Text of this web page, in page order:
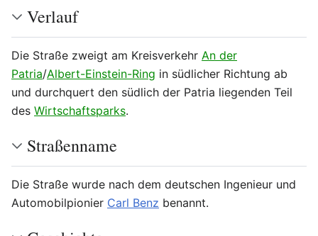
Verlauf
Die Straße zweigt am Kreisverkehr An der
Patria/Albert-Einstein-Ring in südlicher Richtung ab
und durchquert den südlich der Patria liegenden Teil
des Wirtschaftsparks.
Straßenname
Die Straße wurde nach dem deutschen Ingenieur und
Automobilpionier Carl Benz benannt.